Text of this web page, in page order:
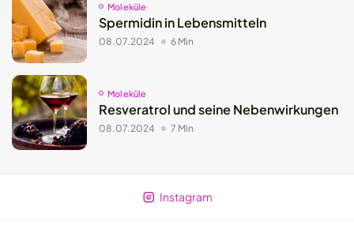
Moleküle
Spermidin in Lebensmitteln
08.07.2024 6 Min
Moleküle
Resveratrol und seine Nebenwirkungen
08.07.2024 7 Min
Instagram